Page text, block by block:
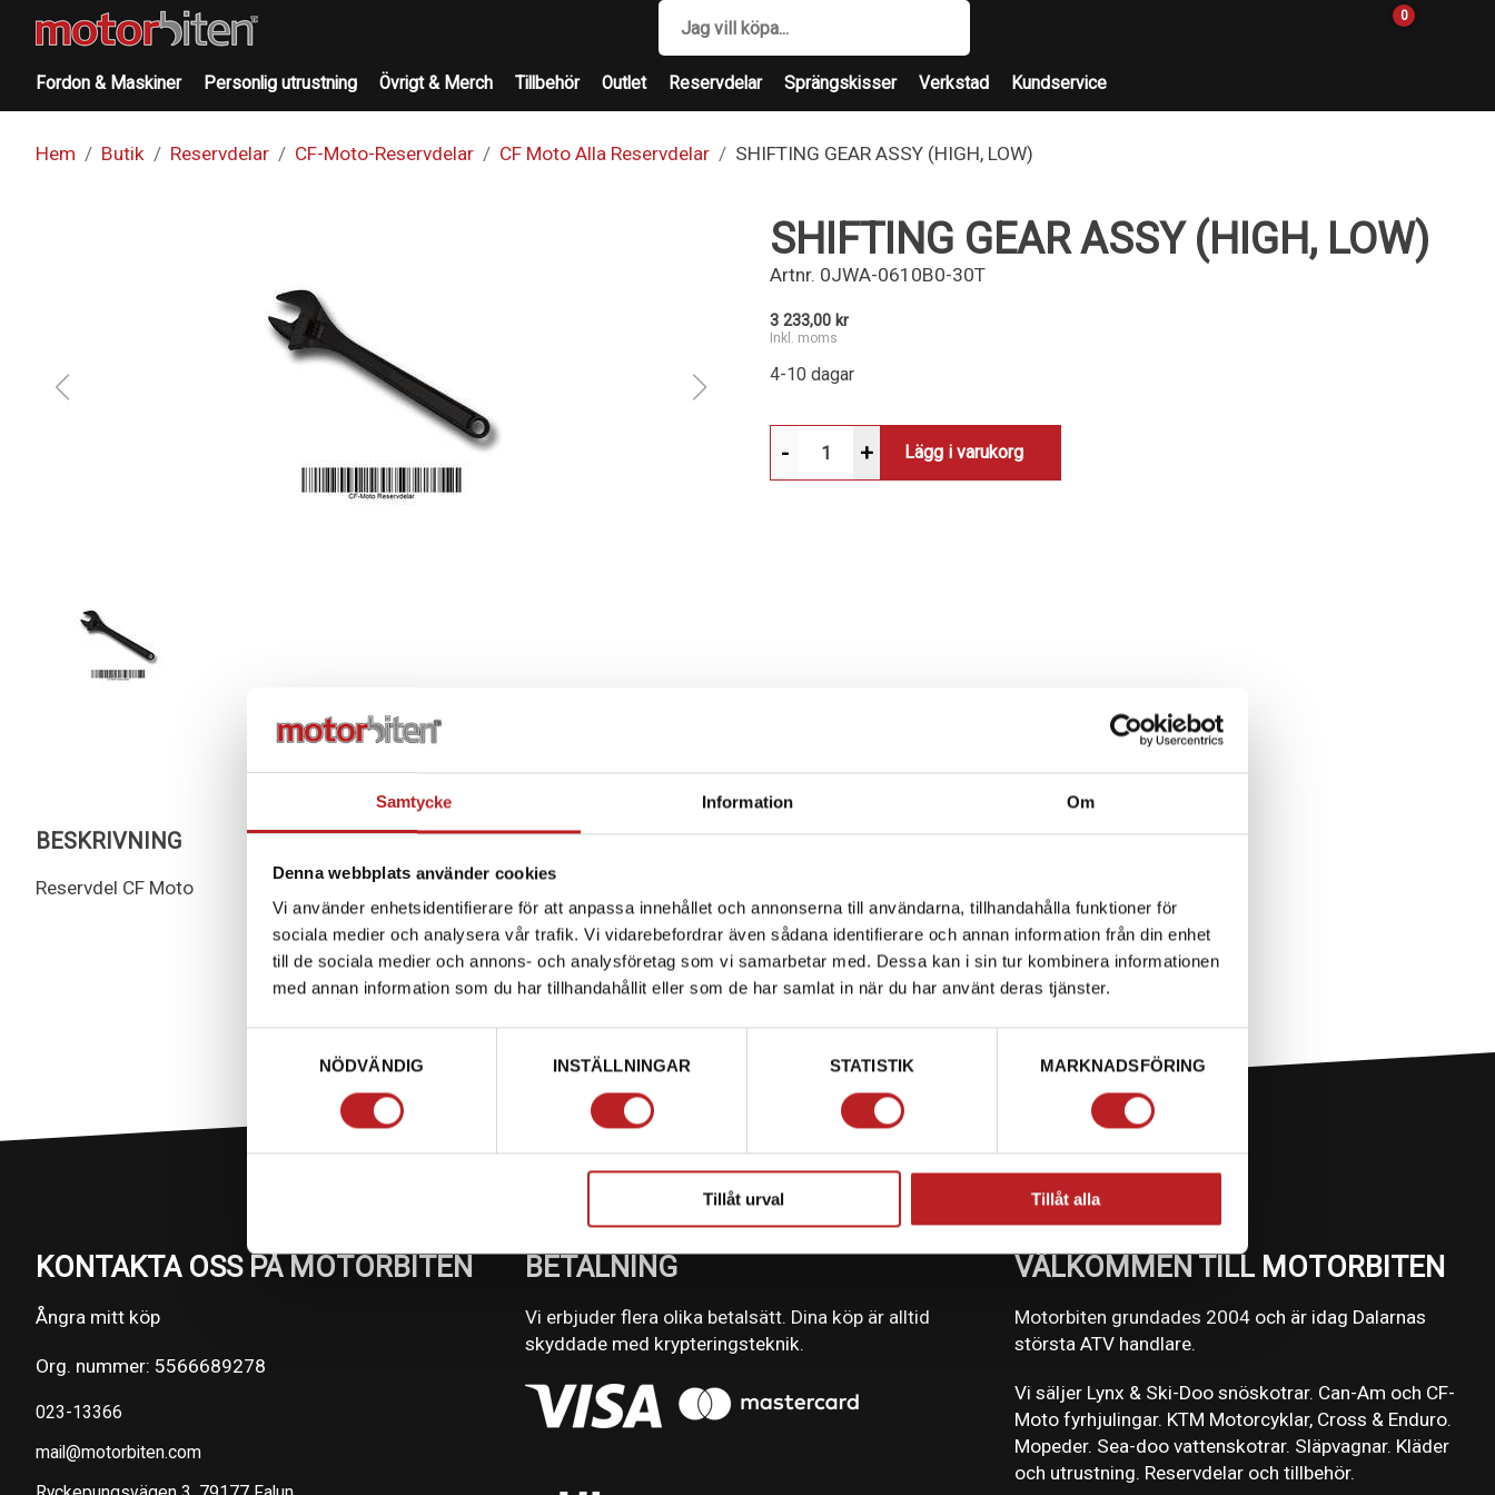
Samtycke Information Om
Denna webbplats använder cookies
Vi använder enhetsidentifierare för att anpassa innehållet och annonserna till användarna, tillhandahålla funktioner för
sociala medier och analysera vår trafik. Vi vidarebefordrar även sådana identifierare och annan information från din enhet
till de sociala medier och annons- och analysföretag som vi samarbetar med. Dessa kan i sin tur kombinera informationen
med annan information som du har tillhandahållit eller som de har samlat in när du har använt deras tjänster.
NÖDVÄNDIG
INSTÄLLNINGAR STATISTIK MARKNADSFÖRING
Tillåt urval Tillåt alla
0
Fordon & Maskiner Personlig utrustning Övrigt & Merch Tillbehör Outlet Reservdelar Sprängskisser Verkstad Kundservice
Hem Butik Reservdelar CF-Moto-Reservdelar CF Moto Alla Reservdelar SHIFTING GEAR ASSY (HIGH, LOW)
SHIFTING GEAR ASSY (HIGH, LOW)
Artnr. 0JWA-0610B0-30T
3 233,00 kr
Inkl. moms
4-10 dagar
- + Lägg i varukorg
BESKRIVNING
Reservdel CF Moto
SPECIFIKATION
KONTAKTA OSS PÅ MOTORBITEN
Ångra mitt köp
Org. nummer: 5566689278
023-13366
mail@motorbiten.com
BETALNING
Vi erbjuder flera olika betalsätt. Dina köp är alltid
skyddade med krypteringsteknik.
VÄLKOMMEN TILL MOTORBITEN
Motorbiten grundades 2004 och är idag Dalarnas
största ATV handlare.
Vi säljer Lynx & Ski-Doo snöskotrar. Can-Am och CF-
Moto fyrhjulingar. KTM Motorcyklar, Cross & Enduro.
Mopeder. Sea-doo vattenskotrar. Släpvagnar. Kläder
och utrustning. Reservdelar och tillbehör.